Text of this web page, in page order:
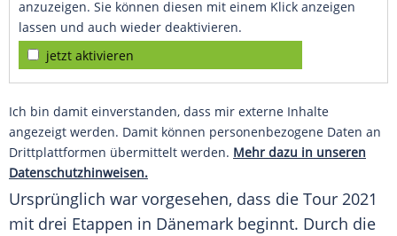
anzuzeigen. Sie können diesen mit einem Klick anzeigen
lassen und auch wieder deaktivieren.
jetzt aktivieren
Ich bin damit einverstanden, dass mir externe Inhalte
angezeigt werden. Damit können personenbezogene Daten an
Drittplattformen übermittelt werden. Mehr dazu in unseren
Datenschutzhinweisen.
Ursprünglich war vorgesehen, dass die Tour 2021
mit drei Etappen in Dänemark beginnt. Durch die